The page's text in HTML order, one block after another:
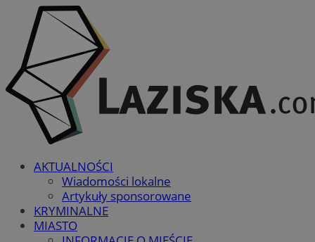
AKTUALNOŚCI
Wiadomości lokalne
Artykuły sponsorowane
KRYMINALNE
MIASTO